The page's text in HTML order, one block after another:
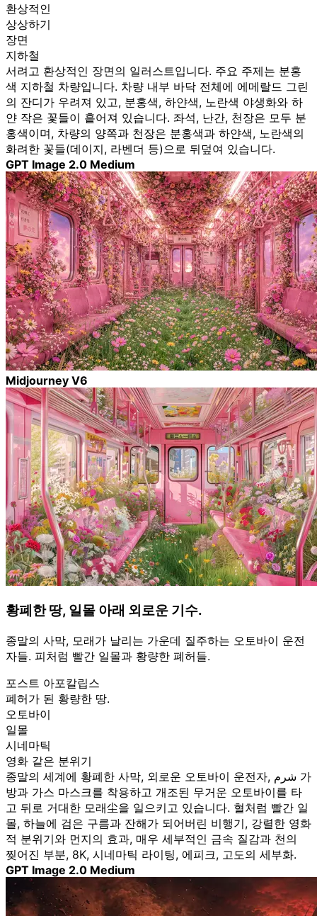
환상적인
상상하기
장면
지하철
서려고 환상적인 장면의 일러스트입니다. 주요 주제는 분홍
색 지하철 차량입니다. 차량 내부 바닥 전체에 에메랄드 그린
의 잔디가 우려져 있고, 분홍색, 하얀색, 노란색 야생화와 하
얀 작은 꽃들이 흩어져 있습니다. 좌석, 난간, 천장은 모두 분
홍색이며, 차량의 양쪽과 천장은 분홍색과 하얀색, 노란색의
화려한 꽃들(데이지, 라벤더 등)으로 뒤덮여 있습니다.
GPT Image 2.0 Medium
Midjourney V6
황폐한 땅, 일몰 아래 외로운 기수.
종말의 사막, 모래가 날리는 가운데 질주하는 오토바이 운전
자들. 피처럼 빨간 일몰과 황량한 폐허들.
포스트 아포칼립스
폐허가 된 황량한 땅.
오토바이
일몰
시네마틱
영화 같은 분위기
종말의 세계에 황폐한 사막, 외로운 오토바이 운전자, شرم 가
방과 가스 마스크를 착용하고 개조된 무거운 오토바이를 타
고 뒤로 거대한 모래尘을 일으키고 있습니다. 혈처럼 빨간 일
몰, 하늘에 검은 구름과 잔해가 되어버린 비행기, 강렬한 영화
적 분위기와 먼지의 효과, 매우 세부적인 금속 질감과 천의
찢어진 부분, 8K, 시네마틱 라이팅, 에피크, 고도의 세부화.
GPT Image 2.0 Medium